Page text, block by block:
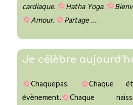
cardiaque.
Hatha Yoga.
Amour.
Partage …
Je célèbre
Chaquepas. Chaque
évènement.
Chaque